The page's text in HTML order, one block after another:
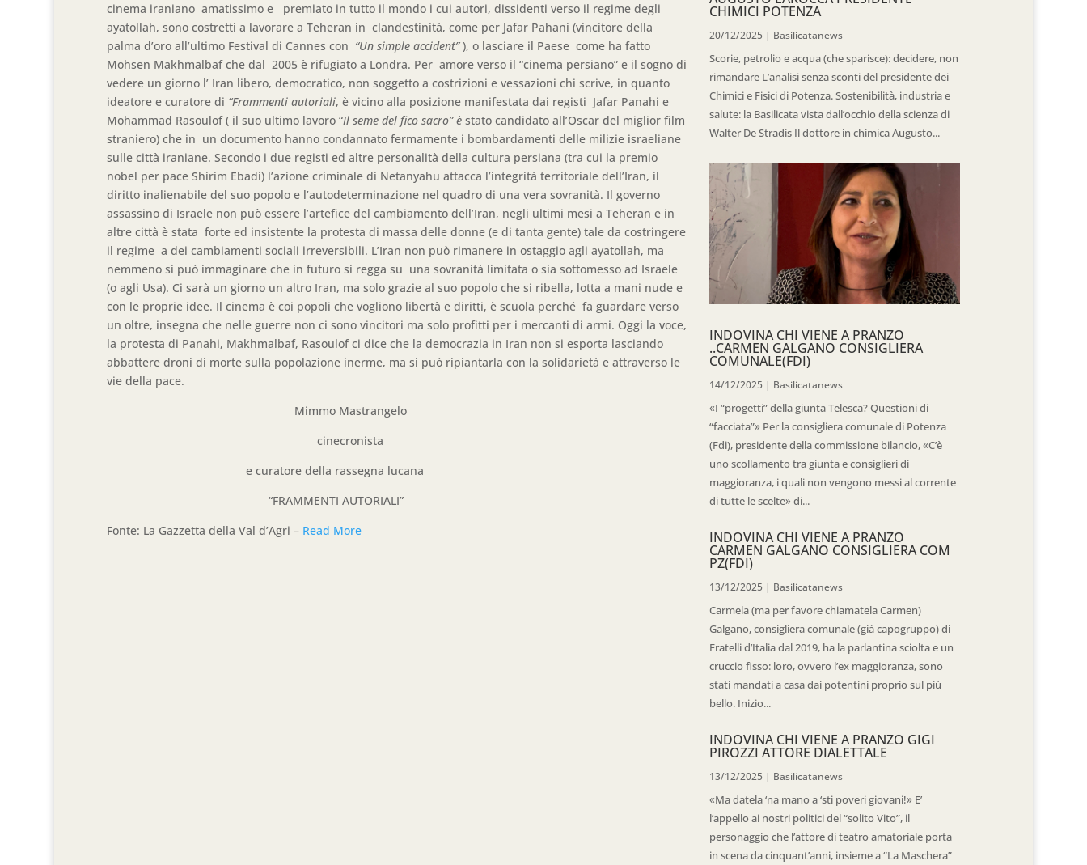
cinema iraniano amatissimo e premiato in tutto il mondo i cui autori, dissidenti verso il regime degli
ayatollah, sono costretti a lavorare a Teheran in clandestinità, come per Jafar Pahani (vincitore della
palma d’oro all’ultimo Festival di Cannes con “Un simple accident”), o lasciare il Paese come ha fatto
Mohsen Makhmalbaf che dal 2005 è rifugiato a Londra. Per amore verso il “cinema persiano” e il sogno di
vedere un giorno l’ Iran libero, democratico, non soggetto a costrizioni e vessazioni chi scrive, in quanto
ideatore e curatore di “Frammenti autoriali, è vicino alla posizione manifestata dai registi Jafar Panahi e
Mohammad Rasoulof ( il suo ultimo lavoro “Il seme del fico sacro” è stato candidato all’Oscar del miglior film
straniero) che in un documento hanno condannato fermamente i bombardamenti delle milizie israeliane
sulle città iraniane. Secondo i due registi ed altre personalità della cultura persiana (tra cui la premio
nobel per pace Shirim Ebadi) l’azione criminale di Netanyahu attacca l’integrità territoriale dell’Iran, il
diritto inalienabile del suo popolo e l’autodeterminazione nel quadro di una vera sovranità. Il governo
assassino di Israele non può essere l’artefice del cambiamento dell’Iran, negli ultimi mesi a Teheran e in
altre città è stata forte ed insistente la protesta di massa delle donne (e di tanta gente) tale da costringere
il regime a dei cambiamenti sociali irreversibili. L’Iran non può rimanere in ostaggio agli ayatollah, ma
nemmeno si può immaginare che in futuro si regga su una sovranità limitata o sia sottomesso ad Israele
(o agli Usa). Ci sarà un giorno un altro Iran, ma solo grazie al suo popolo che si ribella, lotta a mani nude e
con le proprie idee. Il cinema è coi popoli che vogliono libertà e diritti, è scuola perché fa guardare verso
un oltre, insegna che nelle guerre non ci sono vincitori ma solo profitti per i mercanti di armi. Oggi la voce,
la protesta di Panahi, Makhmalbaf, Rasoulof ci dice che la democrazia in Iran non si esporta lasciando
abbattere droni di morte sulla popolazione inerme, ma si può ripiantarla con la solidarietà e attraverso le
vie della pace.
Mimmo Mastrangelo
cinecronista
e curatore della rassegna lucana
“FRAMMENTI AUTORIALI”
Fonte: La Gazzetta della Val d’Agri – Read More
CHIMICI POTENZA
20/12/2025 | Basilicatanews
Scorie, petrolio e acqua (che sparisce): decidere, non
rimandare L’analisi senza sconti del presidente dei
Chimici e Fisici di Potenza. Sostenibilità, industria e
salute: la Basilicata vista dall’occhio della scienza di
Walter De Stradis Il dottore in chimica Augusto...
INDOVINA CHI VIENE A PRANZO
..CARMEN GALGANO CONSIGLIERA
COMUNALE(FDI)
14/12/2025 | Basilicatanews
«I “progetti” della giunta Telesca? Questioni di
“facciata”» Per la consigliera comunale di Potenza
(Fdi), presidente della commissione bilancio, «C’è
uno scollamento tra giunta e consiglieri di
maggioranza, i quali non vengono messi al corrente
di tutte le scelte» di...
INDOVINA CHI VIENE A PRANZO
CARMEN GALGANO CONSIGLIERA COM
PZ(FDI)
13/12/2025 | Basilicatanews
Carmela (ma per favore chiamatela Carmen)
Galgano, consigliera comunale (già capogruppo) di
Fratelli d’Italia dal 2019, ha la parlantina sciolta e un
cruccio fisso: loro, ovvero l’ex maggioranza, sono
stati mandati a casa dai potentini proprio sul più
bello. Inizio...
INDOVINA CHI VIENE A PRANZO GIGI
PIROZZI ATTORE DIALETTALE
13/12/2025 | Basilicatanews
«Ma datela ‘na mano a ‘sti poveri giovani!» E’
l’appello ai nostri politici del “solito Vito”, il
personaggio che l’attore di teatro amatoriale porta
in scena da cinquant’anni, insieme a “La Maschera”